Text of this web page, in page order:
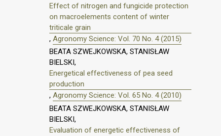
Effect of nitrogen and fungicide protection
on macroelements content of winter
triticale grain
, Agronomy Science: Vol. 70 No. 4 (2015)
BEATA SZWEJKOWSKA, STANISŁAW
BIELSKI,
Energetical effectiveness of pea seed
production
, Agronomy Science: Vol. 65 No. 4 (2010)
BEATA SZWEJKOWSKA, STANISŁAW
BIELSKI,
Evaluation of energetic effectiveness of